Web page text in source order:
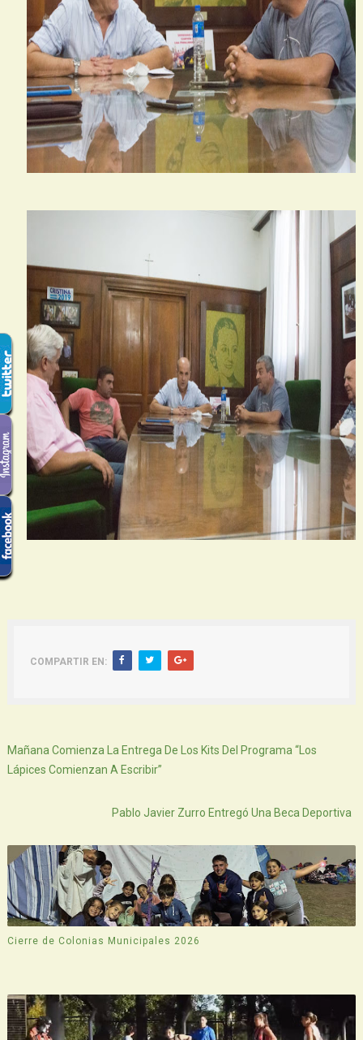
COMPARTIR EN:
Mañana Comienza La Entrega De Los Kits Del Programa “Los
Lápices Comienzan A Escribir”
Pablo Javier Zurro Entregó Una Beca Deportiva
Cierre de Colonias Municipales 2026